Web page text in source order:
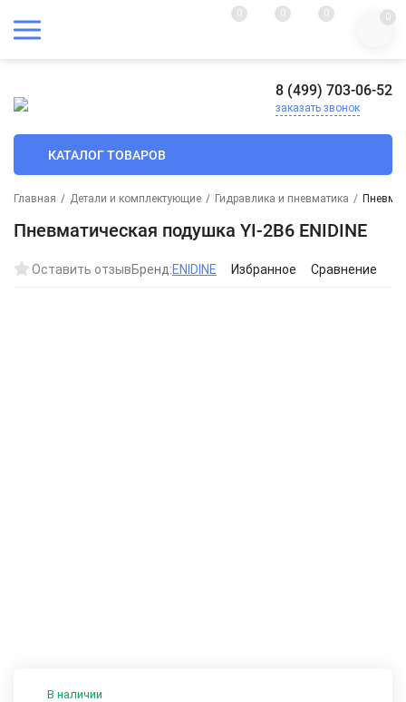
0 0 0 0
8 (499) 703-06-52
заказать звонок
КАТАЛОГ ТОВАРОВ
Главная / Детали и комплектующие / Гидравлика и пневматика /
Пневматическая подушка YI-2B6 ENIDINE
Оставить отзывБренд:ENIDINE Избранное Сравнение
В наличии